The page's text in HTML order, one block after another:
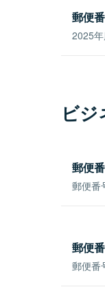
郵便
2025
ビ
郵便
郵便番
郵便
郵便番